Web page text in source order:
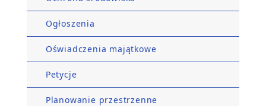
Ogłoszenia
Oświadczenia majątkowe
Petycje
Planowanie przestrzenne